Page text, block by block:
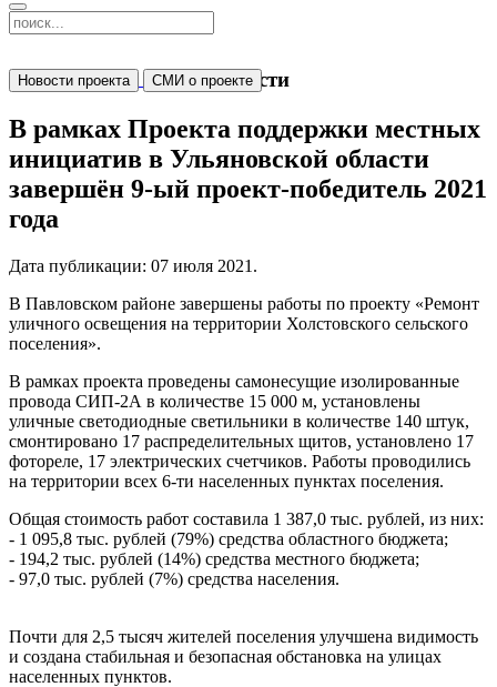
Новости
Новости проекта СМИ о проекте
В рамках Проекта поддержки местных
инициатив в Ульяновской области
завершён 9-ый проект-победитель 2021
года
Дата публикации: 07 июля 2021 .
В Павловском районе завершены работы по проекту «Ремонт
уличного освещения на территории Холстовского сельского
поселения».
В рамках проекта проведены самонесущие изолированные
провода СИП-2А в количестве 15 000 м, установлены
уличные светодиодные светильники в количестве 140 штук,
смонтировано 17 распределительных щитов, установлено 17
фотореле, 17 электрических счетчиков. Работы проводились
на территории всех 6-ти населенных пунктах поселения.
Общая стоимость работ составила 1 387,0 тыс. рублей, из них:
- 1 095,8 тыс. рублей (79%) средства областного бюджета;
- 194,2 тыс. рублей (14%) средства местного бюджета;
- 97,0 тыс. рублей (7%) средства населения.
Почти для 2,5 тысяч жителей поселения улучшена видимость
и создана стабильная и безопасная обстановка на улицах
населенных пунктов.